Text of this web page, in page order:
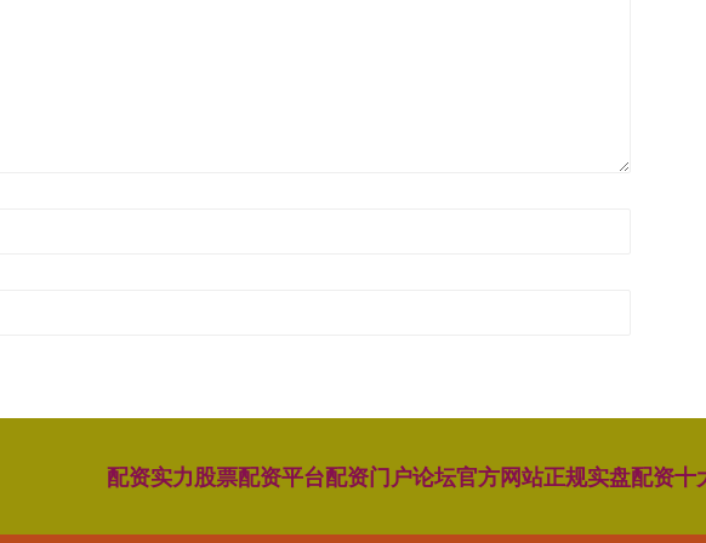
配资实力股票配资平台配资门户论坛官方网站正规实盘配资十